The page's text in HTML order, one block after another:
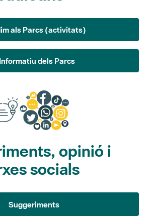
dels Parcs
opinió i
socials
Suggeriments
Opina